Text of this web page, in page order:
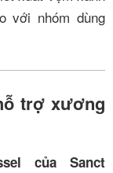
với nhóm dùng
trợ xương
của Sanct